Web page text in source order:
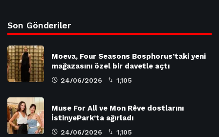
Son Gönderiler
Moeva, Four Seasons Bosphorus’taki yeni
mağazasını özel bir davetle açtı
24/06/2026 1,105
Muse For All ve Mon Rêve dostlarını
İstinyePark’ta ağırladı
24/06/2026 1,105